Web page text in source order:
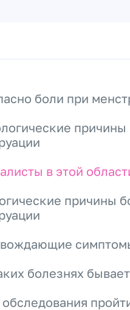
боли при
причины
в этой
причины
болезнях бывает